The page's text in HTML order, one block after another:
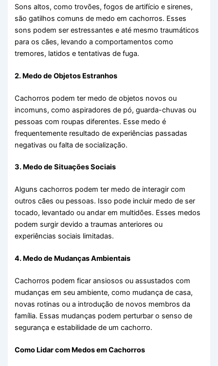
Sons altos, como trovões, fogos de artifício e sirenes,
são gatilhos comuns de medo em cachorros. Esses
sons podem ser estressantes e até mesmo traumáticos
para os cães, levando a comportamentos como
tremores, latidos e tentativas de fuga.
2. Medo de Objetos Estranhos
Cachorros podem ter medo de objetos novos ou
incomuns, como aspiradores de pó, guarda-chuvas ou
pessoas com roupas diferentes. Esse medo é
frequentemente resultado de experiências passadas
negativas ou falta de socialização.
3. Medo de Situações Sociais
Alguns cachorros podem ter medo de interagir com
outros cães ou pessoas. Isso pode incluir medo de ser
tocado, levantado ou andar em multidões. Esses medos
podem surgir devido a traumas anteriores ou
experiências sociais limitadas.
4. Medo de Mudanças Ambientais
Cachorros podem ficar ansiosos ou assustados com
mudanças em seu ambiente, como mudança de casa,
novas rotinas ou a introdução de novos membros da
família. Essas mudanças podem perturbar o senso de
segurança e estabilidade de um cachorro.
Como Lidar com Medos em Cachorros